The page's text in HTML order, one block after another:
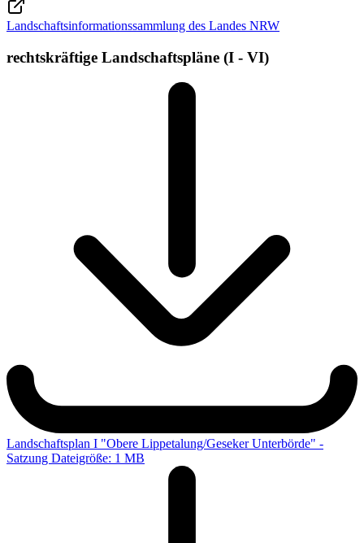
Landschaftsinformationssammlung des Landes NRW
rechtskräftige Landschaftspläne (I - VI)
Landschaftsplan I "Obere Lippetalung/Geseker Unterbörde" -
Satzung Dateigröße: 1 MB